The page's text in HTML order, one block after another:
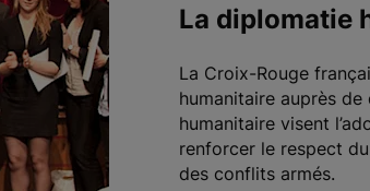
La diplomatie
La Croix-Rouge
humanitaire auprès
humanitaire visent
renforcer le respect
des conflits armés.